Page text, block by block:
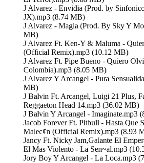
J Alvarez - Envidia (Prod. by
JX).mp3 (8.74 MB)
J Alvarez - Magia (Prod. By Sky Y
MB)
J Alvarez Ft. Ken-Y & Maluma -
(Official Remix).mp3 (10.12 MB)
J Alvarez Ft. Pipe Bueno - Quiero
Colombia).mp3 (8.05 MB)
J Alvarez Y Arcangel - Pura
MB)
J Balvin Ft. Arcangel, Luigi 21 Plus,
Reggaeton Head 14.mp3 (36.02 MB)
J Balvin Y Arcangel - Imaginate.mp3
Jacob Forever Ft. Pitbull - Hasta Que
Malec¢n (Official Remix).mp3 (8.93
Jancy Ft. Nicky Jam,Galante El
El Mas Violento - La Sen~al.mp3
Jory Boy Y Arcangel - La Loca.mp3